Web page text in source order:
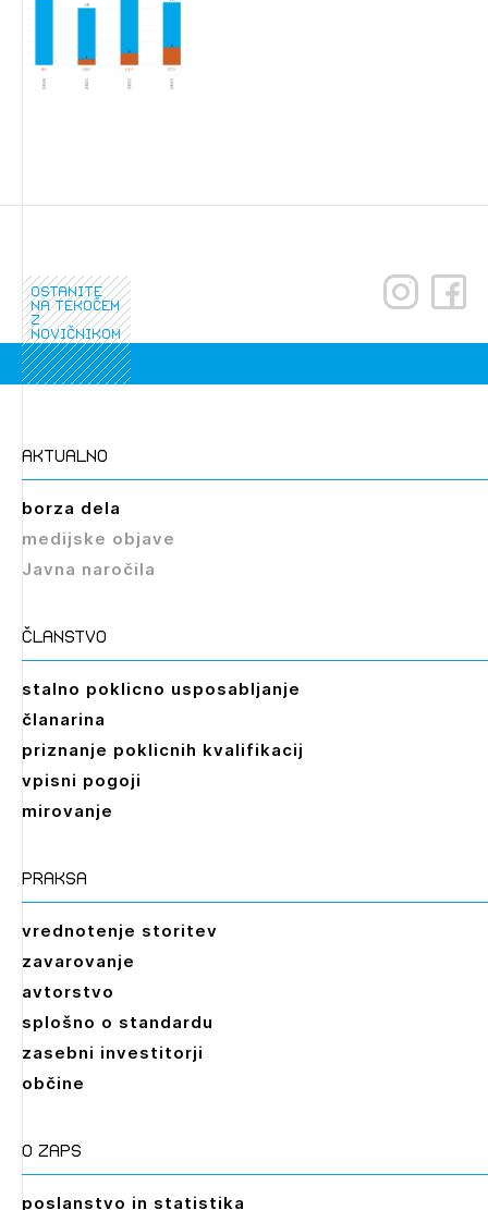
ostanite
na tekočem
z
novičnikom
aktualno
borza dela
medijske objave
Javna naročila
članstvo
stalno poklicno usposabljanje
članarina
priznanje poklicnih kvalifikacij
vpisni pogoji
mirovanje
praksa
vrednotenje storitev
zavarovanje
avtorstvo
splošno o standardu
zasebni investitorji
občine
O zaps
poslanstvo in statistika